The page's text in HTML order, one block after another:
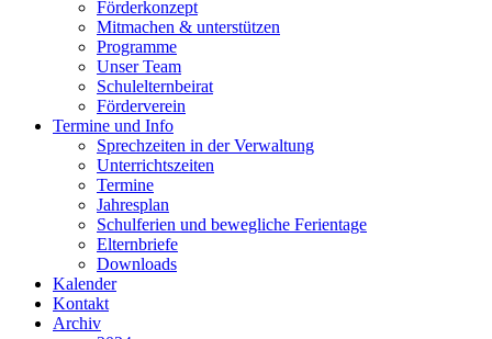
Förderkonzept
Mitmachen & unterstützen
Programme
Unser Team
Schulelternbeirat
Förderverein
Termine und Info
Sprechzeiten in der Verwaltung
Unterrichtszeiten
Termine
Jahresplan
Schulferien und bewegliche Ferientage
Elternbriefe
Downloads
Kalender
Kontakt
Archiv